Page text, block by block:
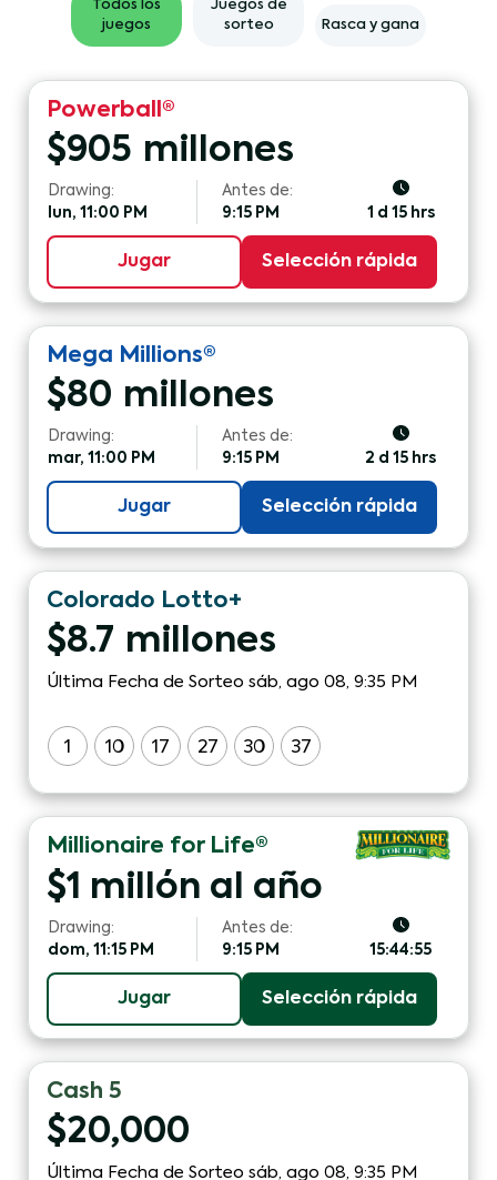
Todos los
juegos
Juegos de
sorteo
Rasca y gana
Powerball®
$905 millones
Drawing:
lun, 11:00 PM
Antes de:
9:15 PM
1 d 15 hrs
Jugar Selección rápida
Mega Millions®
$80 millones
Drawing:
mar, 11:00 PM
Antes de:
9:15 PM
2 d 15 hrs
Jugar Selección rápida
Colorado Lotto+
$8.7 millones
Última Fecha de Sorteo sáb, ago 08, 9:35 PM
1 10 17 27 30 37
Millionaire for Life®
$1 millón al año
Drawing:
dom, 11:15 PM
Antes de:
9:15 PM
15:44:55
Jugar Selección rápida
Cash 5
$20,000
Última Fecha de Sorteo sáb, ago 08, 9:35 PM